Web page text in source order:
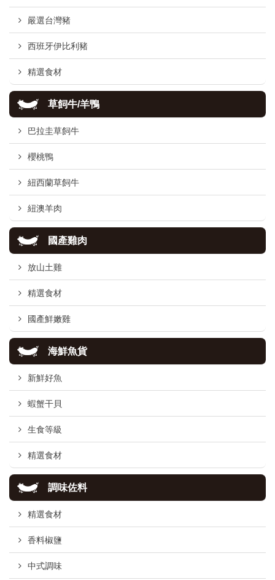
嚴選台灣豬
西班牙伊比利豬
精選食材
草飼牛/羊鴨
巴拉圭草飼牛
櫻桃鴨
紐西蘭草飼牛
紐澳羊肉
國產雞肉
放山土雞
精選食材
國產鮮嫩雞
海鮮魚貨
新鮮好魚
蝦蟹干貝
生食等級
精選食材
調味佐料
精選食材
香料椒鹽
中式調味